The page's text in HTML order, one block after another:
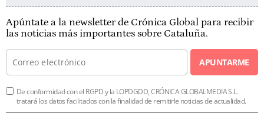
Apúntate a la newsletter de Crónica Global para recibir
las noticias más importantes sobre Cataluña.
APUNTARME
De conformidad con el RGPD y la LOPDGDD, CRÓNICA GLOBALMEDIA S.L.
tratará los datos facilitados con la finalidad de remitirle noticias de actualidad.